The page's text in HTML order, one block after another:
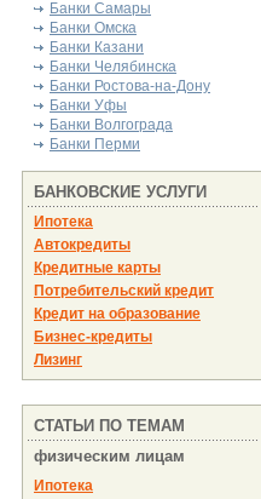
Банки Самары
Банки Омска
Банки Казани
Банки Челябинска
Банки Ростова-на-Дону
Банки Уфы
Банки Волгограда
Банки Перми
БАНКОВСКИЕ УСЛУГИ
Ипотека
Автокредиты
Кредитные карты
Потребительский кредит
Кредит на образование
Бизнес-кредиты
Лизинг
СТАТЬИ ПО ТЕМАМ
физическим лицам
Ипотека